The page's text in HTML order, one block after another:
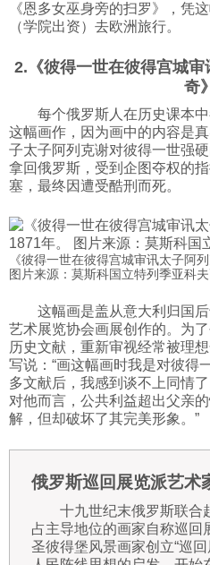
《恩多女巫身旁的扫罗》，凭
（学院出资）去欧洲旅行。
2.《彼得一世在彼得宫城审
奇》
每个俄罗斯人在历史课本
这幅画作，因为画中的内容是
子太子阿列克谢对彼得一世强
拿回俄罗斯，受到企图夺权的
塞，最终因遭受酷刑而死。
《彼得一世在彼得宫城审讯太子阿
图片来源：莫斯科国立特列季亚科
这幅画是盖从意大利归国
艺术展览协会画展创作的。为
历史文献，重新审视经常被理
写说：“画这幅画时我是对彼得
多文献后，我感到谈不上同情
对他而言，公共利益超出父亲
解，但却破坏了其完美形象。”
俄罗斯巡回展览派艺术
十九世纪末俄罗斯联合
占主导地位的画家自称巡回
圣彼得堡风景画家创立“巡